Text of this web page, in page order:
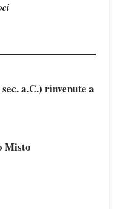
a.C.) rinvenute a
Misto